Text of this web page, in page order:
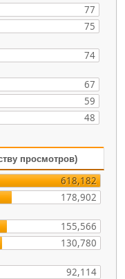
77
75
74
67
59
48
просмотров)
618,182
178,902
155,566
130,780
92,114